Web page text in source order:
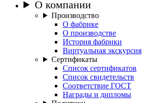
О компании
Производство
О фабрике
О производстве
История фабрики
Виртуальная экскурсия
Сертификаты
Список сертификатов
Список свидетельств
Соответствие ГОСТ
Награды и дипломы